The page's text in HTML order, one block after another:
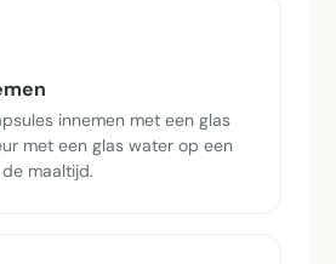
innemen met een glas
met een glas water op een
maaltijd.